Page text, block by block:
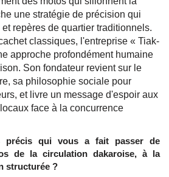
une stratégie de précision qui
repères de quartier traditionnels.
classiques, l'entreprise « Tiak-
approche profondément humaine
Son fondateur revient sur le
sa philosophie sociale pour
et livre un message d'espoir aux
face à la concurrence
précis qui vous a fait passer de
de la circulation dakaroise, à la
structurée ?